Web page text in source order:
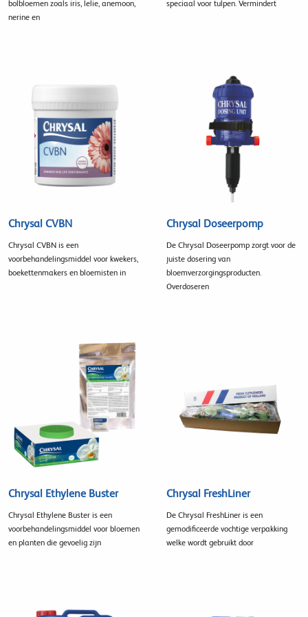
bolbloemen zoals iris, lelie, anemoon,
nerine en
speciaal voor tulpen. Vermindert
Chrysal CVBN
Chrysal CVBN is een
voorbehandelingsmiddel voor kwekers,
boekettenmakers en bloemisten in
Chrysal Doseerpomp
De Chrysal Doseerpomp zorgt voor de
juiste dosering van
bloemverzorgingsproducten.
Overdoseren
Chrysal Ethylene Buster
Chrysal Ethylene Buster is een
voorbehandelingsmiddel voor bloemen
en planten die gevoelig zijn
Chrysal FreshLiner
De Chrysal FreshLiner is een
gemodificeerde vochtige verpakking
welke wordt gebruikt door